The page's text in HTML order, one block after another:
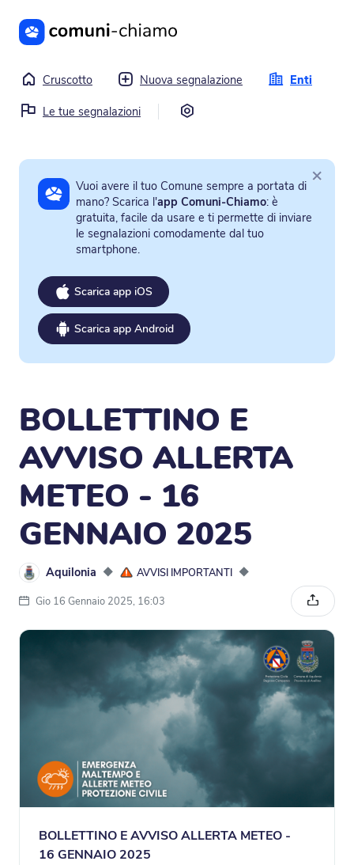
Vai al contenuto principale
Cruscotto Nuova segnalazione
Enti
Le tue segnalazioni
Vuoi avere il tuo Comune sempre a portata di
mano? Scarica l'app Comuni-Chiamo: è
gratuita, facile da usare e ti permette di inviare
le segnalazioni comodamente dal tuo
smartphone.
Scarica app iOS
Scarica app Android
×
BOLLETTINO E
AVVISO ALLERTA
METEO - 16
GENNAIO 2025
Aquilonia ◆ AVVISI IMPORTANTI ◆
Gio 16 Gennaio 2025, 16:03
BOLLETTINO E AVVISO ALLERTA METEO -
16 GENNAIO 2025